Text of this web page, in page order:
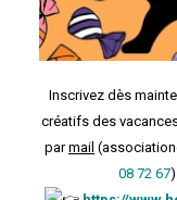
Inscrivez dès
créatifs des
parmail
08 72 67